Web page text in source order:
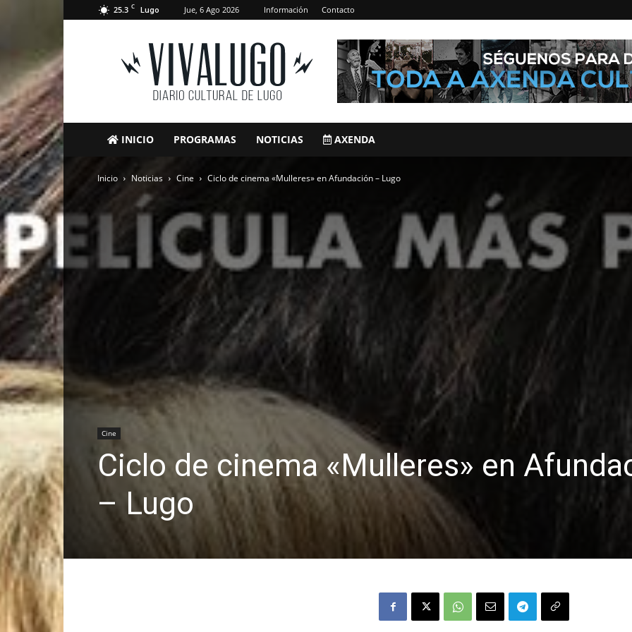
25.3 C Lugo Jue, 6 Ago 2026 Información Contacto
VivaLugo
INICIO PROGRAMAS NOTICIAS AXENDA
Inicio Noticias Cine Ciclo de cinema «Mulleres» en Afundación – Lugo
Cine
Ciclo de cinema «Mulleres» en
– Lugo